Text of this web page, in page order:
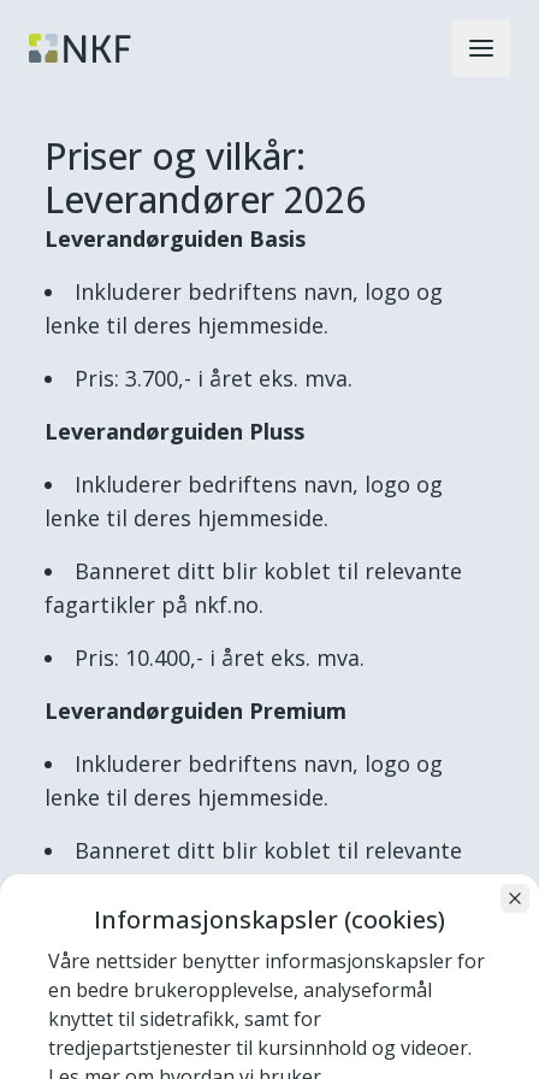
Priser og vilkår:
Leverandører 2026
Leverandørguiden Basis
Inkluderer bedriftens navn, logo og
lenke til deres hjemmeside.
Pris: 3.700,- i året eks. mva.
Leverandørguiden Pluss
Inkluderer bedriftens navn, logo og
lenke til deres hjemmeside.
Banneret ditt blir koblet til relevante
fagartikler på nkf.no.
Pris: 10.400,- i året eks. mva.
Leverandørguiden Premium
Inkluderer bedriftens navn, logo og
lenke til deres hjemmeside.
Banneret ditt blir koblet til relevante
fagartikler på nkf.no.
Inkluderer presentasjon på fagwebinar
tilgjengelig for alle medlemmer.
Pris: 25.000,- i året eks. mva.
Informasjonskapsler (cookies)
Våre nettsider benytter informasjonskapsler for
en bedre brukeropplevelse, analyseformål
knyttet til sidetrafikk, samt for
tredjepartstjenester til kursinnhold og videoer.